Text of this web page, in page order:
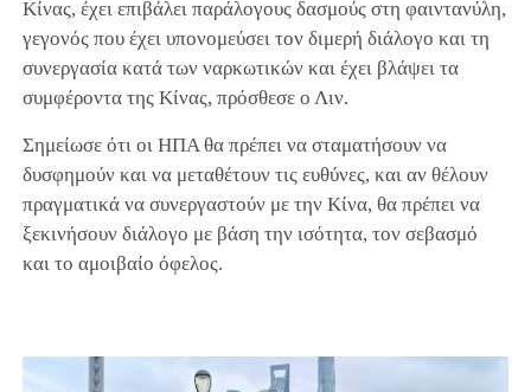
Κίνας, έχει επιβάλει παράλογους δασμούς στη φαιντανύλη,
γεγονός που έχει υπονομεύσει τον διμερή διάλογο και τη
συνεργασία κατά των ναρκωτικών και έχει βλάψει τα
συμφέροντα της Κίνας, πρόσθεσε ο Λιν.
Σημείωσε ότι οι ΗΠΑ θα πρέπει να σταματήσουν να
δυσφημούν και να μεταθέτουν τις ευθύνες, και αν θέλουν
πραγματικά να συνεργαστούν με την Κίνα, θα πρέπει να
ξεκινήσουν διάλογο με βάση την ισότητα, τον σεβασμό
και το αμοιβαίο όφελος.